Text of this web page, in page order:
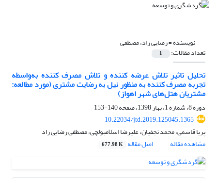
نویسنده =رضایی راد، مصطفی
تعداد مقالات: 1
تحلیل تاثیر تلاش عرضه کننده و تلاش مصرف کننده به‌واسطه
تجربه مصرف کننده به منظور نیل به رضایت مشتری (مورد مطالعه:
مشتریان هتل‌های شهر اهواز)
دوره 8، شماره 1، بهار 1398، صفحه
140-153
10.22034/jtd.2019.125045.1365
پریا قاسمی، محمد نجفیان، علیرضا اسلامبولچی، مصطفی رضایی راد
مشاهده مقاله
اصل مقاله 677.98 K